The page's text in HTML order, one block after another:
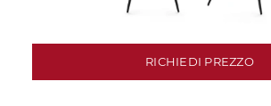
RICHIEDI PREZZO